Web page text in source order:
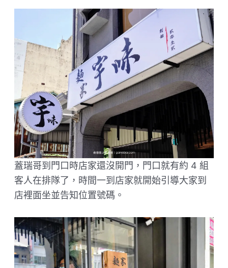
蓋瑞哥到門口時店家還沒開門，門口就有約 4 組
客人在排隊了，時間一到店家就開始引導大家到
店裡面坐並告知位置號碼。